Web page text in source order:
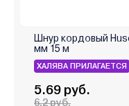
Шнур кордовый
мм 15 м
ХАЛЯВА ПРИЛАГАЕТСЯ
5.69 руб.
6.2 руб.